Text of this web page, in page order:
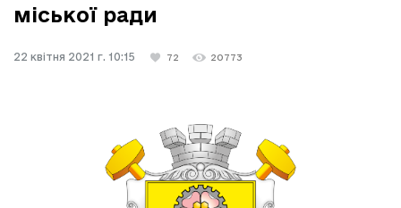
міської ради
22 квітня 2021 г. 10:15 72 20773